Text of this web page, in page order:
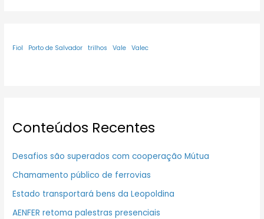
Fiol Porto de Salvador trilhos Vale Valec
Conteúdos Recentes
Desafios são superados com cooperação Mútua
Chamamento público de ferrovias
Estado transportará bens da Leopoldina
AENFER retoma palestras presenciais